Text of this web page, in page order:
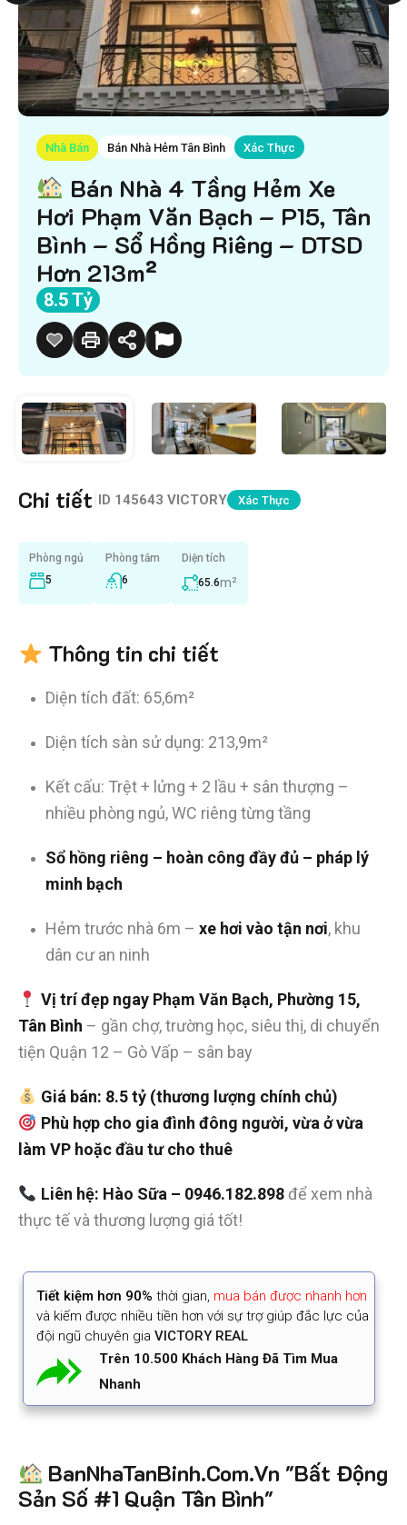
Nhà Bán Bán Nhà Hẻm Tân Bình Xác Thực
Bán Nhà 4 Tầng Hẻm Xe
Hơi Phạm Văn Bạch – P15, Tân
Bình – Sổ Hồng Riêng – DTSD
Hơn 213m²
8.5 Tỷ
Chi tiết ID 145643 VICTORY Xác Thực
Phòng ngủ
5
Phòng tắm
6
Diện tích
65.6m²
Thông tin chi tiết
Diện tích đất: 65,6m²
Diện tích sàn sử dụng: 213,9m²
Kết cấu: Trệt + lửng + 2 lầu + sân thượng –
nhiều phòng ngủ, WC riêng từng tầng
Sổ hồng riêng – hoàn công đầy đủ – pháp lý
minh bạch
Hẻm trước nhà 6m – xe hơi vào tận nơi, khu
dân cư an ninh
Vị trí đẹp ngay Phạm Văn Bạch, Phường 15,
Tân Bình – gần chợ, trường học, siêu thị, di chuyển
tiện Quận 12 – Gò Vấp – sân bay
Giá bán: 8.5 tỷ (thương lượng chính chủ)
Phù hợp cho gia đình đông người, vừa ở vừa
làm VP hoặc đầu tư cho thuê
Liên hệ: Hào Sữa – 0946.182.898để xem nhà
thực tế và thương lượng giá tốt!
Tiết kiệm hơn 90% thời gian, mua bán được nhanh hơn
và kiếm được nhiều tiền hơn với sự trợ giúp đắc lực của
đội ngũ chuyên gia VICTORY REAL
Trên 10.500 Khách Hàng Đã Tìm Mua
Nhanh
BanNhaTanBinh.Com.Vn "Bất Động
Sản Số #1 Quận Tân Bình"